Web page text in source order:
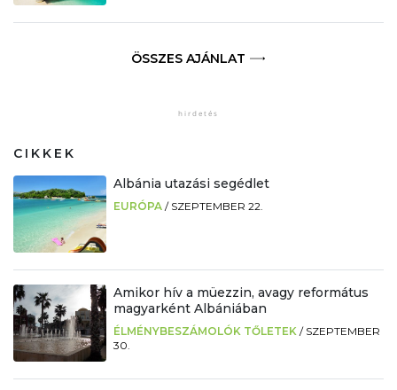
ÖSSZES AJÁNLAT
CIKKEK
Albánia utazási segédlet
EURÓPA / SZEPTEMBER 22.
Amikor hív a müezzin, avagy református
magyarként Albániában
ÉLMÉNYBESZÁMOLÓK TŐLETEK / SZEPTEMBER
30.